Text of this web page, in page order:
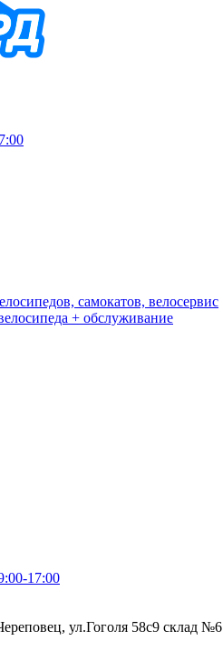
самокатов, велосервис
+ обслуживание
17:00
ул.Гоголя 58с9 склад №6